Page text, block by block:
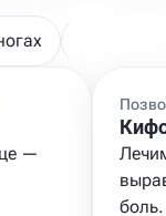
—
боль.